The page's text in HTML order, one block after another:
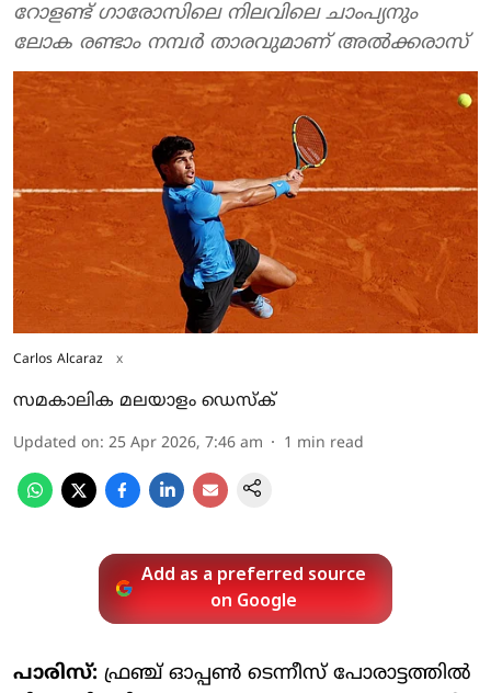
റോളണ്ട് ഗാരോസിലെ നിലവിലെ ചാംപ്യനും
ലോക രണ്ടാം നമ്പര്‍ താരവുമാണ് അല്‍ക്കരാസ്
Carlos Alcaraz x
സമകാലിക മലയാളം ഡെസ്ക്
Updated on: 25 Apr 2026, 7:46 am 1 min read
Add as a preferred source
on Google
പാരിസ്: ഫ്രഞ്ച് ഓപ്പണ്‍ ടെന്നീസ് പോരാട്ടത്തില്‍